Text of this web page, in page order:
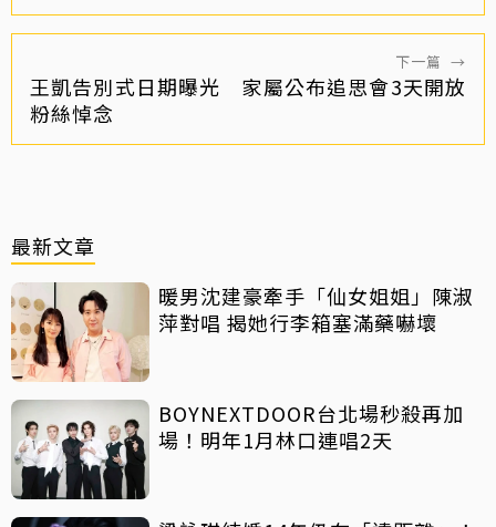
下一篇 →
王凱告別式日期曝光 家屬公布追思會3天開放
粉絲悼念
最新文章
暖男沈建豪牽手「仙女姐姐」陳淑
萍對唱 揭她行李箱塞滿藥嚇壞
BOYNEXTDOOR台北場秒殺再加
場！明年1月林口連唱2天